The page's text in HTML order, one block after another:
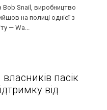
Bob Snail, виробництво
на полиці однієї з
— Wa...
пасік
від